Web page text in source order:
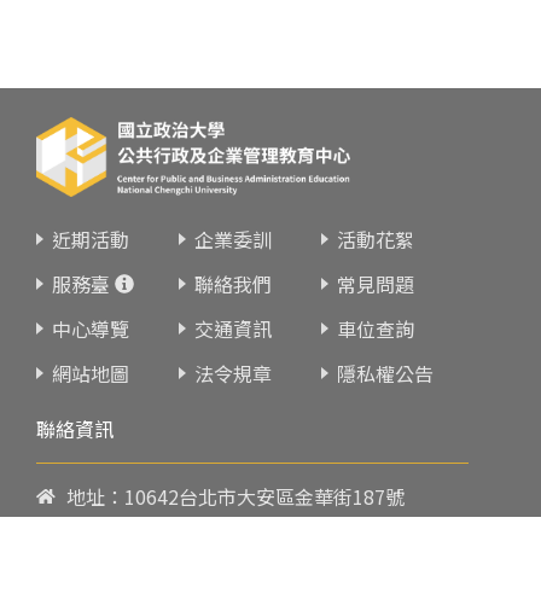
近期活動 企業委訓
活動花絮
服務臺
聯絡我們
常見問題
中心導覽
交通資訊
車位查詢
網站地圖
法令規章
隱私權公告
聯絡資訊
地址：10642台北市大安區金華街187號